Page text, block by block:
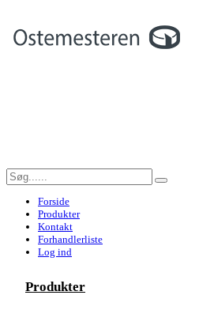
Forside
Produkter
Kontakt
Forhandlerliste
Log ind
Produkter